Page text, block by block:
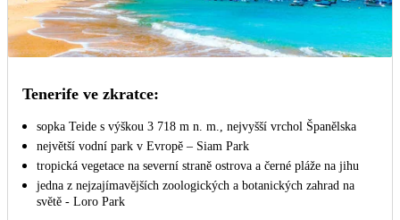
Tenerife ve zkratce:
sopka Teide s výškou 3 718 m n. m., nejvyšší vrchol Španělska
největší vodní park v Evropě – Siam Park
tropická vegetace na severní straně ostrova a černé pláže na jihu
jedna z nejzajímavějších zoologických a botanických zahrad na
světě - Loro Park